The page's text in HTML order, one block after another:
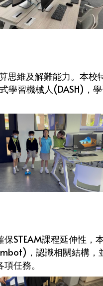
思維及解難能力。本校
學習機械人(DASH)，
STEAM課程延伸性
，認識相關結構，
任務。